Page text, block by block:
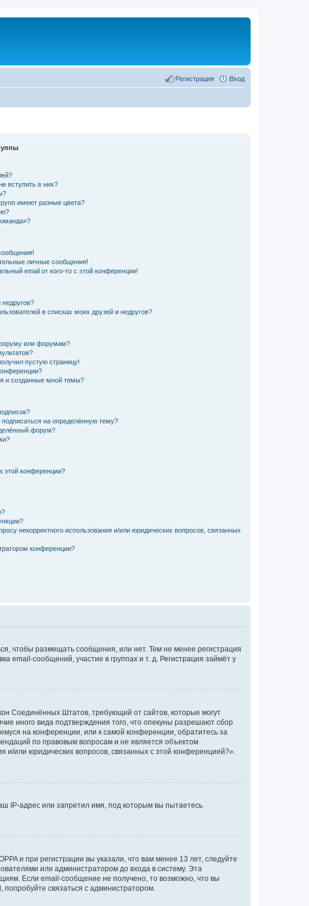
Вход
Регистрация
вступить в них?
имеют разные цвета?
личные сообщения!
email от кого-то с этой конференции!
недругов?
в списках моих друзей и недругов?
или форумам?
пустую страницу!
и созданные мной темы?
подписаться на определённую тему?
форум?
этой конференции?
некорректного использования и/или юридических вопросов, связанных
конференции?
чтобы размещать сообщения, или нет. Тем не менее регистрация
сообщений, участие в группах и т. д. Регистрация займёт у
Соединённых Штатов, требующий от сайтов, которые могут
иного вида подтверждения того, что опекуны разрешают сбор
на конференции, или к самой конференции, обратитесь за
по правовым вопросам и не является объектом
и/или юридических вопросов, связанных с этой конференцией?».
IP-адрес или запретил имя, под которым вы пытаетесь
и при регистрации вы указали, что вам менее 13 лет, следуйте
или администратором до входа в систему. Эта
Если email-сообщение не получено, то возможно, что вы
связаться с администратором.